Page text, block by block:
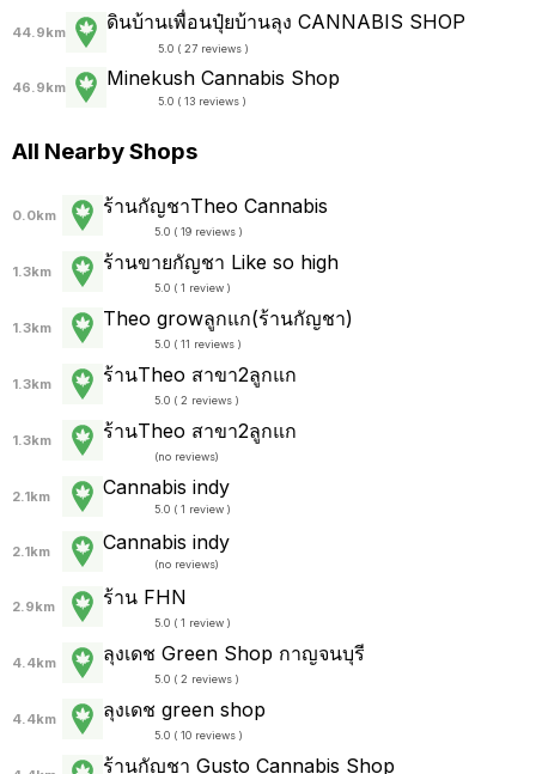
44.9km ดินบ้านเพื่อนปุ๋ยบ้านลุง CANNABIS SHOP
5.0 ( 27 reviews )
46.9km Minekush Cannabis Shop
5.0 ( 13 reviews )
All Nearby Shops
0.0km ร้านกัญชาTheo Cannabis
5.0 ( 19 reviews )
1.3km ร้านขายกัญชา Like so high
5.0 ( 1 review )
1.3km Theo growลูกแก(ร้านกัญชา)
5.0 ( 11 reviews )
1.3km ร้านTheo สาขา2ลูกแก
5.0 ( 2 reviews )
1.3km ร้านTheo สาขา2ลูกแก
(no reviews)
2.1km Cannabis indy
5.0 ( 1 review )
2.1km Cannabis indy
(no reviews)
2.9km ร้าน FHN
5.0 ( 1 review )
4.4km ลุงเดช Green Shop กาญจนบุรี
5.0 ( 2 reviews )
4.4km ลุงเดช green shop
5.0 ( 10 reviews )
ร้านกัญชา Gusto Cannabis Shop